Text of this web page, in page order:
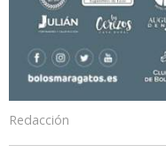
Redacción